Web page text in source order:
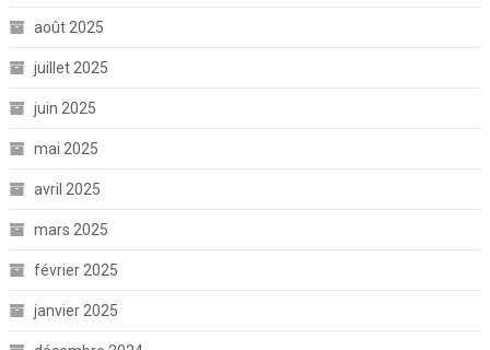
août 2025
juillet 2025
juin 2025
mai 2025
avril 2025
mars 2025
février 2025
janvier 2025